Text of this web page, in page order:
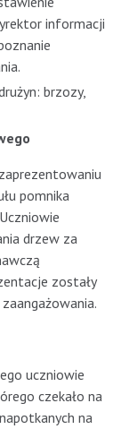
informacji
brzozy,
pomnika
drzew za
zostały
uczniowie
czekało na
na